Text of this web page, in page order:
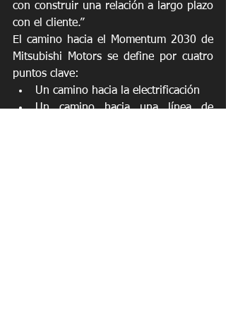
con construir una relación a largo plazo
con el cliente.”
El camino hacia el Momentum 2030 de
Mitsubishi Motors se define por cuatro
puntos clave:
Un camino hacia la electrificación
Un camino hacia una línea de